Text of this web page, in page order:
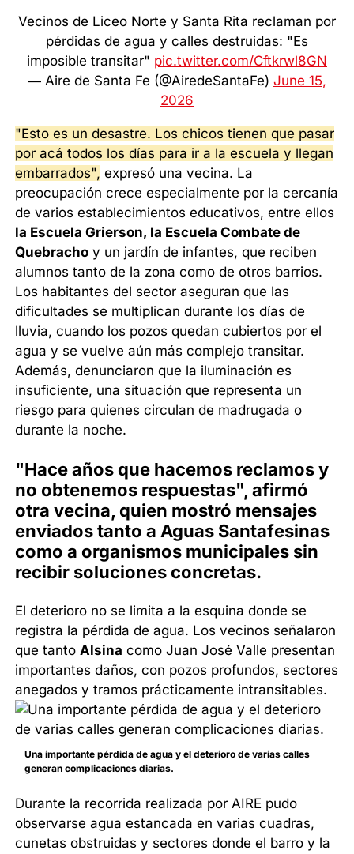
Vecinos de Liceo Norte y Santa Rita reclaman por
pérdidas de agua y calles destruidas: "Es
imposible transitar" pic.twitter.com/Cftkrwl8GN
— Aire de Santa Fe (@AiredeSantaFe) June 15,
2026
"Esto es un desastre. Los chicos tienen que pasar
por acá todos los días para ir a la escuela y llegan
embarrados", expresó una vecina. La
preocupación crece especialmente por la cercanía
de varios establecimientos educativos, entre ellos
la Escuela Grierson, la Escuela Combate de
Quebracho y un jardín de infantes, que reciben
alumnos tanto de la zona como de otros barrios.
Los habitantes del sector aseguran que las
dificultades se multiplican durante los días de
lluvia, cuando los pozos quedan cubiertos por el
agua y se vuelve aún más complejo transitar.
Además, denunciaron que la iluminación es
insuficiente, una situación que representa un
riesgo para quienes circulan de madrugada o
durante la noche.
"Hace años que hacemos reclamos y
no obtenemos respuestas", afirmó
otra vecina, quien mostró mensajes
enviados tanto a Aguas Santafesinas
como a organismos municipales sin
recibir soluciones concretas.
El deterioro no se limita a la esquina donde se
registra la pérdida de agua. Los vecinos señalaron
que tantoAlsina como Juan José Valle presentan
importantes daños, con pozos profundos, sectores
anegados y tramos prácticamente intransitables.
Una importante pérdida de agua y el deterioro de varias calles
generan complicaciones diarias.
Durante la recorrida realizada por AIRE pudo
observarse agua estancada en varias cuadras,
cunetas obstruidas y sectores donde el barro y la